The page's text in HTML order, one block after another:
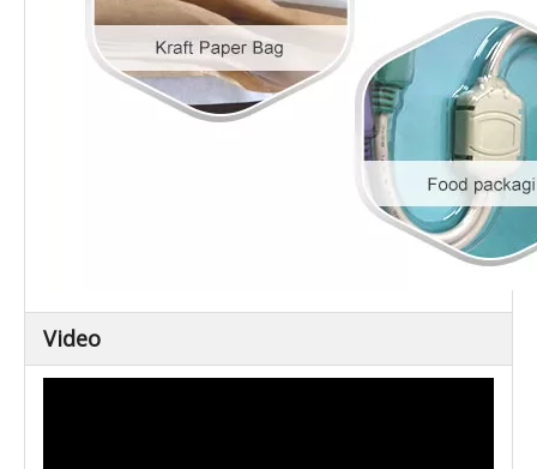
Video